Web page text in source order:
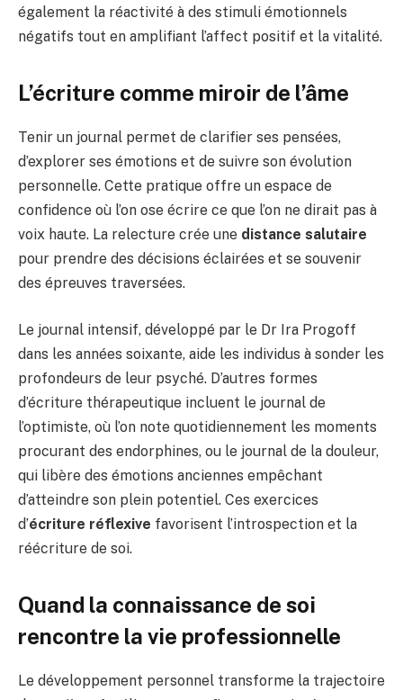
également la réactivité à des stimuli émotionnels
négatifs tout en amplifiant l’affect positif et la vitalité.
L’écriture comme miroir de l’âme
Tenir un journal permet de clarifier ses pensées,
d’explorer ses émotions et de suivre son évolution
personnelle. Cette pratique offre un espace de
confidence où l’on ose écrire ce que l’on ne dirait pas à
voix haute. La relecture crée une distance salutaire
pour prendre des décisions éclairées et se souvenir
des épreuves traversées.
Le journal intensif, développé par le Dr Ira Progoff
dans les années soixante, aide les individus à sonder les
profondeurs de leur psyché. D’autres formes
d’écriture thérapeutique incluent le journal de
l’optimiste, où l’on note quotidiennement les moments
procurant des endorphines, ou le journal de la douleur,
qui libère des émotions anciennes empêchant
d’atteindre son plein potentiel. Ces exercices
d’écriture réflexive favorisent l’introspection et la
réécriture de soi.
Quand la connaissance de soi
rencontre la vie professionnelle
Le développement personnel transforme la trajectoire